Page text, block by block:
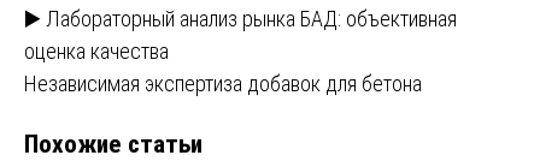
Навигация
по
▶️ Лабораторный анализ рынка БАД: объективная
оценка качества
Независимая экспертиза добавок для бетона
Похожие статьи